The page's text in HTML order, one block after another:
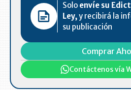
Solo envíe su
Ley,y recibirá la
su publicación
Comprar
Contáctenos vía